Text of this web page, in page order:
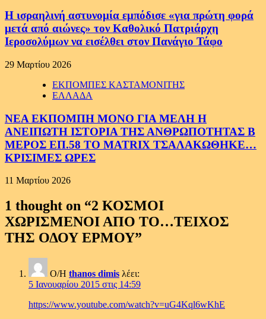
Η ισραηλινή αστυνομία εμπόδισε «για πρώτη φορά
μετά από αιώνες» τον Καθολικό Πατριάρχη
Ιεροσολύμων να εισέλθει στον Πανάγιο Τάφο
29 Μαρτίου 2026
ΕΚΠΟΜΠΕΣ ΚΑΣΤΑΜΟΝΙΤΗΣ
ΕΛΛΑΔΑ
ΝΕΑ ΕΚΠΟΜΠΗ ΜΟΝΟ ΓΙΑ ΜΕΛΗ Η
ΑΝΕΙΠΩΤΗ ΙΣΤΟΡΙΑ ΤΗΣ ΑΝΘΡΩΠΟΤΗΤΑΣ Β
ΜΕΡΟΣ ΕΠ.58 ΤΟ MATRIX ΤΣΑΛΑΚΩΘΗΚΕ…
ΚΡΙΣΙΜΕΣ ΩΡΕΣ
11 Μαρτίου 2026
1 thought on “2 ΚΟΣΜΟΙ
ΧΩΡΙΣΜΕΝΟΙ ΑΠΟ ΤΟ…ΤΕΙΧΟΣ
ΤΗΣ ΟΔΟΥ ΕΡΜΟΥ”
Ο/Η thanos dimis λέει:
5 Ιανουαρίου 2015 στις 14:59
https://www.youtube.com/watch?v=uG4Kql6wKhE